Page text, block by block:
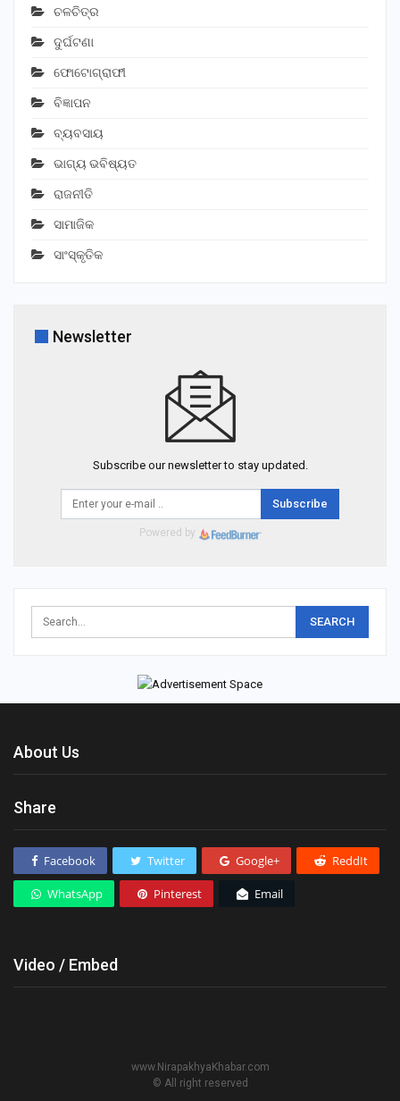
ଚଳଚିତ୍ର
ଦୁର୍ଘଟଣା
ଫୋଟୋଗ୍ରାଫୀ
ବିଜ୍ଞାପନ
ବ୍ୟବସାୟ
ଭାଗ୍ୟ ଭବିଷ୍ୟତ
ରାଜନୀତି
ସାମାଜିକ
ସାଂସ୍କୃତିକ
Newsletter
Subscribe our newsletter to stay updated.
Subscribe
Powered by
About Us
Share
Facebook Twitter Google+ ReddIt
WhatsApp Pinterest Email
Video / Embed
www.NirapakhyaKhabar.com
© All right reserved